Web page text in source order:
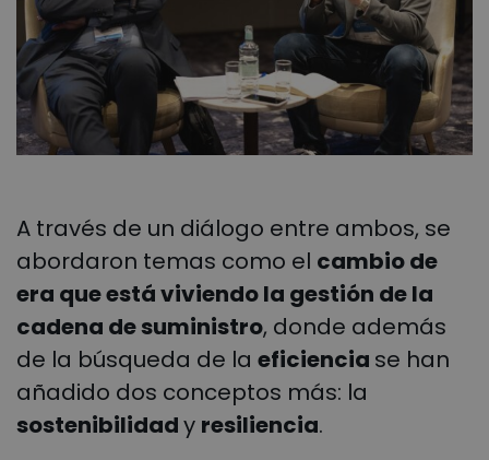
A través de un diálogo entre ambos, se
abordaron temas como el cambio de
era que está viviendo la gestión de la
cadena de suministro, donde además
de la búsqueda de la eficiencia se han
añadido dos conceptos más: la
sostenibilidady resiliencia.